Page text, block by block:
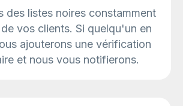
des listes noires constamment
vos clients. Si quelqu'un en
ajouterons une vérification
et nous vous notifierons.